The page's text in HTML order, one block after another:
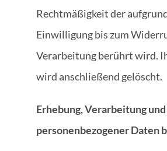
Rechtmäßigkeit der
Einwilligung bis zum
Verarbeitung berührt wird.
wird anschließend gelöscht.
Erhebung, Verarbeitung
personenbezogener Daten